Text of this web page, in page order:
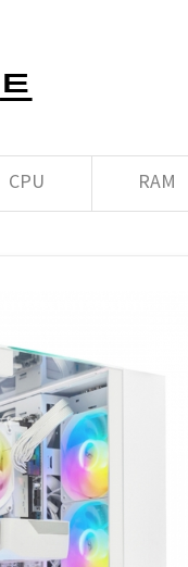
CPU RAM